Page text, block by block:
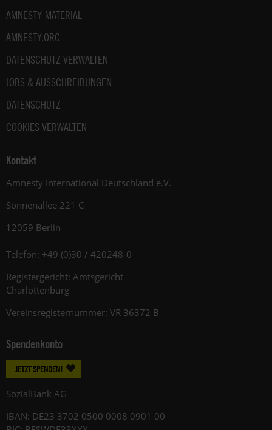
AMNESTY-MATERIAL
AMNESTY.ORG
DATENSCHUTZ VERWALTEN
JOBS & AUSSCHREIBUNGEN
DATENSCHUTZ
COOKIES VERWALTEN
Kontakt
Amnesty International Deutschland e.V.
Sonnenallee 221 C
12059 Berlin
Telefon: +49 (0)30 / 420248-0
Registergericht: Amtsgericht
Charlottenburg
Vereinsregisternummer: VR 36372 B
Spendenkonto
JETZT SPENDEN!
SozialBank AG
IBAN: DE23 3702 0500 0008 0901 00